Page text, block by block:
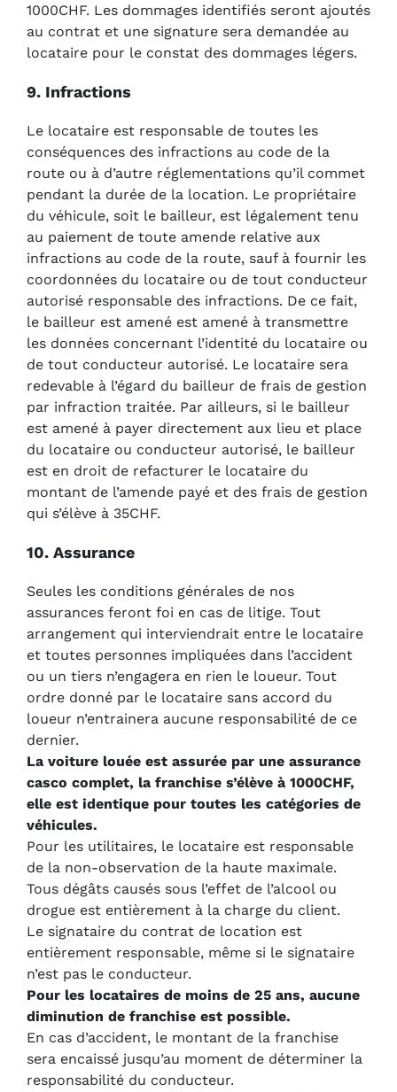
1000CHF. Les dommages identifiés seront ajoutés
au contrat et une signature sera demandée au
locataire pour le constat des dommages légers.
9. Infractions
Le locataire est responsable de toutes les
conséquences des infractions au code de la
route ou à d’autre réglementations qu’il commet
pendant la durée de la location. Le propriétaire
du véhicule, soit le bailleur, est légalement tenu
au paiement de toute amende relative aux
infractions au code de la route, sauf à fournir les
coordonnées du locataire ou de tout conducteur
autorisé responsable des infractions. De ce fait,
le bailleur est amené est amené à transmettre
les données concernant l’identité du locataire ou
de tout conducteur autorisé. Le locataire sera
redevable à l’égard du bailleur de frais de gestion
par infraction traitée. Par ailleurs, si le bailleur
est amené à payer directement aux lieu et place
du locataire ou conducteur autorisé, le bailleur
est en droit de refacturer le locataire du
montant de l’amende payé et des frais de gestion
qui s’élève à 35CHF.
10. Assurance
Seules les conditions générales de nos
assurances feront foi en cas de litige. Tout
arrangement qui interviendrait entre le locataire
et toutes personnes impliquées dans l’accident
ou un tiers n’engagera en rien le loueur. Tout
ordre donné par le locataire sans accord du
loueur n’entrainera aucune responsabilité de ce
dernier.
La voiture louée est assurée par une assurance
casco complet, la franchise s’élève à 1000CHF,
elle est identique pour toutes les catégories de
véhicules.
Pour les utilitaires, le locataire est responsable
de la non-observation de la haute maximale.
Tous dégâts causés sous l’effet de l’alcool ou
drogue est entièrement à la charge du client.
Le signataire du contrat de location est
entièrement responsable, même si le signataire
n’est pas le conducteur.
Pour les locataires de moins de 25 ans, aucune
diminution de franchise est possible.
En cas d’accident, le montant de la franchise
sera encaissé jusqu’au moment de déterminer la
responsabilité du conducteur.